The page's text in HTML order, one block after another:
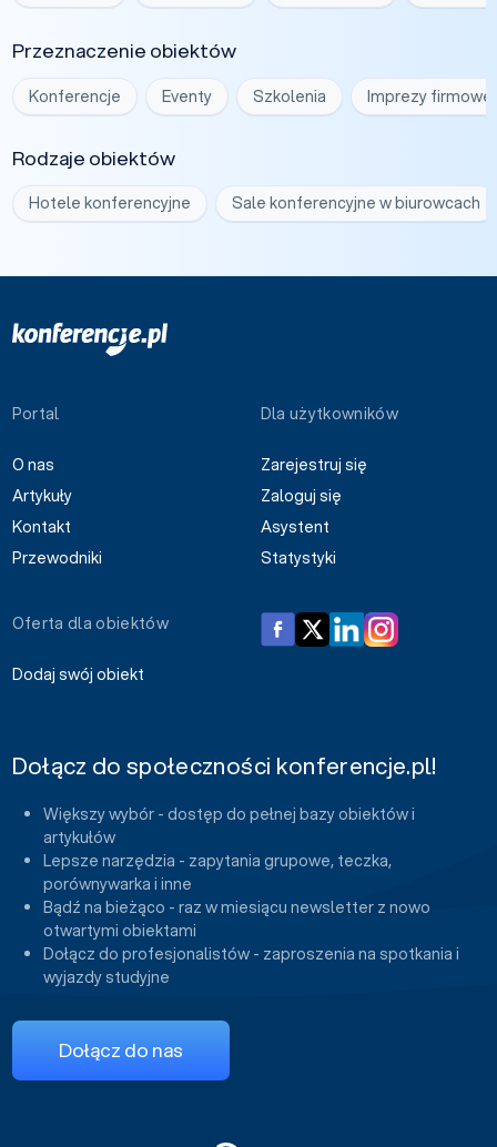
Przeznaczenie obiektów
Konferencje Eventy Szkolenia Imprezy firmowe
Rodzaje obiektów
Hotele konferencyjne Sale konferencyjne w biurowcach
Portal
O nas
Artykuły
Kontakt
Przewodniki
Dla użytkowników
Zarejestruj się
Zaloguj się
Asystent
Statystyki
Oferta dla obiektów
Dodaj swój obiekt
Dołącz do społeczności konferencje.pl!
Większy wybór - dostęp do pełnej bazy obiektów i
artykułów
Lepsze narzędzia - zapytania grupowe, teczka,
porównywarka i inne
Bądź na bieżąco - raz w miesiącu newsletter z nowo
otwartymi obiektami
Dołącz do profesjonalistów - zaproszenia na spotkania i
wyjazdy studyjne
Dołącz do nas